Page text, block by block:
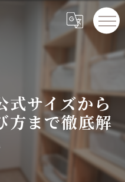
式サイズから
方まで徹底解